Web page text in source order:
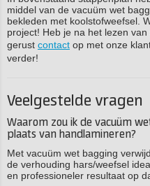
middel van de vacuüm wet
bekleden met koolstofweefsel.
project! Heb je na het lezen
gerust contact op met onze
verder!
Veelgestelde vragen
Waarom zou ik de vacuüm
plaats van handlamineren?
Met vacuüm wet bagging
de verhouding hars/weefsel
en professioneler resultaat op